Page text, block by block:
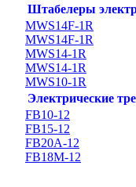
Штабелеры
MWS14F-1R
MWS14F-1R
MWS14-1R
MWS14-1R
MWS10-1R
Электрические
FB10-12
FB15-12
FB20А-12
FB18M-12